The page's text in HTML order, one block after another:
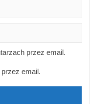
przez email.
email.